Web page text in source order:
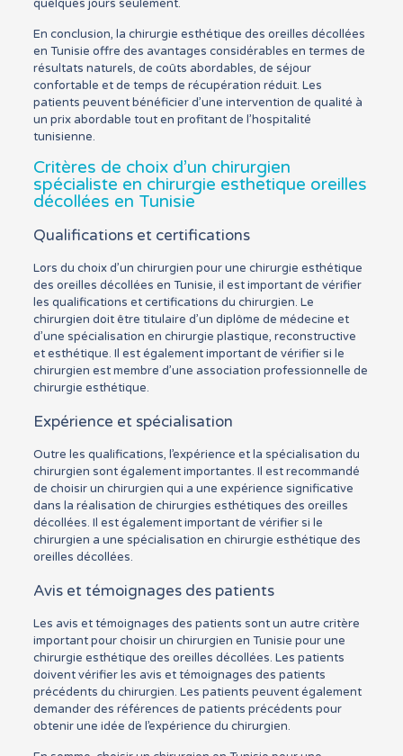
quelques jours seulement.
En conclusion, la chirurgie esthétique des oreilles décollées
en Tunisie offre des avantages considérables en termes de
résultats naturels, de coûts abordables, de séjour
confortable et de temps de récupération réduit. Les
patients peuvent bénéficier d’une intervention de qualité à
un prix abordable tout en profitant de l’hospitalité
tunisienne.
Critères de choix d’un chirurgien
spécialiste en chirurgie esthetique oreilles
décollées en Tunisie
Qualifications et certifications
Lors du choix d’un chirurgien pour une chirurgie esthétique
des oreilles décollées en Tunisie, il est important de vérifier
les qualifications et certifications du chirurgien. Le
chirurgien doit être titulaire d’un diplôme de médecine et
d’une spécialisation en chirurgie plastique, reconstructive
et esthétique. Il est également important de vérifier si le
chirurgien est membre d’une association professionnelle de
chirurgie esthétique.
Expérience et spécialisation
Outre les qualifications, l’expérience et la spécialisation du
chirurgien sont également importantes. Il est recommandé
de choisir un chirurgien qui a une expérience significative
dans la réalisation de chirurgies esthétiques des oreilles
décollées. Il est également important de vérifier si le
chirurgien a une spécialisation en chirurgie esthétique des
oreilles décollées.
Avis et témoignages des patients
Les avis et témoignages des patients sont un autre critère
important pour choisir un chirurgien en Tunisie pour une
chirurgie esthétique des oreilles décollées. Les patients
doivent vérifier les avis et témoignages des patients
précédents du chirurgien. Les patients peuvent également
demander des références de patients précédents pour
obtenir une idée de l’expérience du chirurgien.